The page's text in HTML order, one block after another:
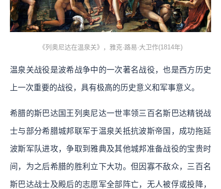
《列奥尼达在温泉关》，雅克·路易·大卫作(1814年)
温泉关战役是波希战争中的一次著名战役，也是西方历史
上一次重要的战役，具有极高的历史意义和军事意义。
希腊的斯巴达国王列奥尼达一世率领三百名斯巴达精锐战
士与部分希腊城邦联军于温泉关抵抗波斯帝国，成功拖延
波斯军队进攻，争取到雅典及其他城邦准备战役的宝贵时
间，为之后希腊的胜利立下大功。但因寡不敌众，三百名
斯巴达战士及殿后的志愿军全部阵亡，无人被俘或投降，